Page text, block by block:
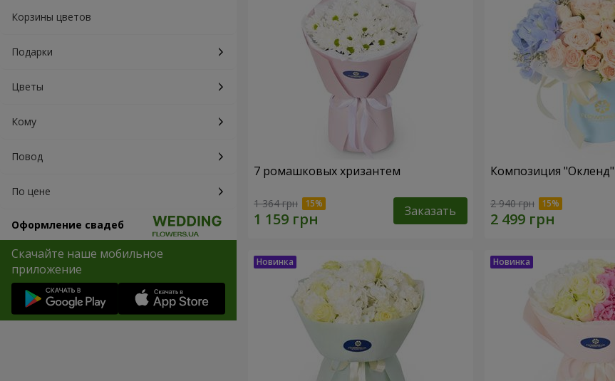
Корзины цветов
Подарки
Цветы
Кому
Повод
По цене
Оформление свадеб
Скачайте наше мобильное
приложение
7 ромашковых хризантем
1 364 грн Заказать
Композиция "Окленд"
2 940 грн